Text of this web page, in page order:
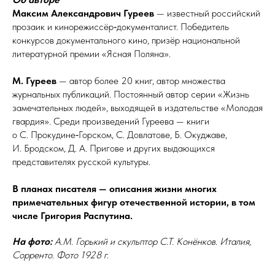
Максим Александрович Гуреев — известный российский
прозаик и кинорежиссёр‑документалист. Победитель
конкурсов документального кино, призёр национальной
литературной премии «Ясная Поляна».
М. Гуреев — автор более 20 книг, автор множества
журнальных публикаций. Постоянный автор серии «Жизнь
замечательных людей», выходящей в издательстве «Молодая
гвардия». Среди произведений Гуреева — книги
о С. Прокудине‑Горском, С. Довлатове, Б. Окуджаве,
И. Бродском, Д. А. Пригове и других выдающихся
представителях русской культуры.
В планах писателя — описания жизни многих
примечательных фигур отечественной истории, в том
числе Григория Распутина.
На фото:А.М. Горький и скульптор С.Т. Конёнков. Италия,
Сорренто. Фото 1928 г.